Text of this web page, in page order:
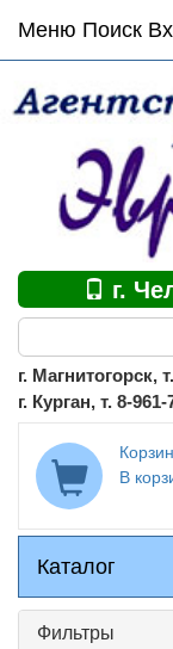
Основное
меню
по
Меню Поиск
г.
г. Магнитогорск,
г. Курган, т. 8-
В
Каталог
Каталог
Фильтры